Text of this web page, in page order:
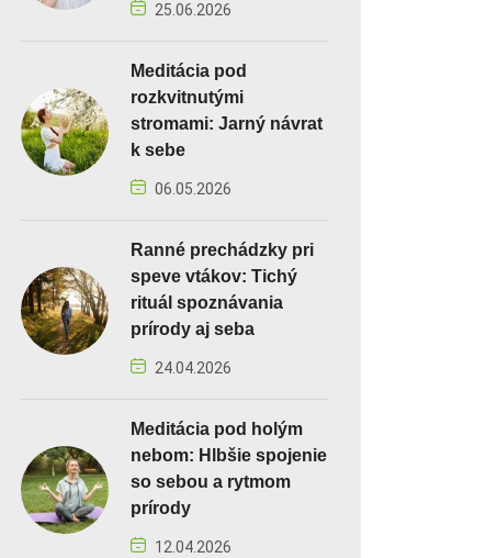
25.06.2026
Meditácia pod
rozkvitnutými
stromami: Jarný návrat
k sebe
06.05.2026
Ranné prechádzky pri
speve vtákov: Tichý
rituál spoznávania
prírody aj seba
24.04.2026
Meditácia pod holým
nebom: Hlbšie spojenie
so sebou a rytmom
prírody
12.04.2026